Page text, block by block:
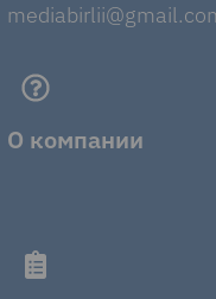
О компании